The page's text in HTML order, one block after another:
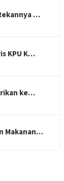
…
KPU K…
ke…
Makanan…